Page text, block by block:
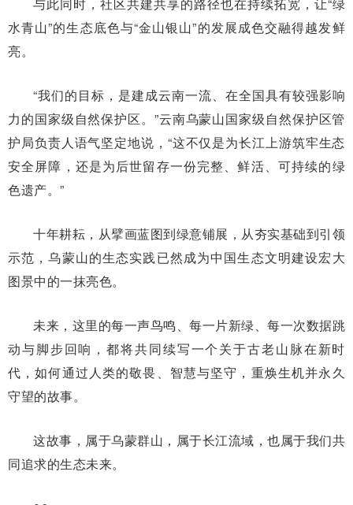
与此同时，社区共建共享的路径也在持续拓宽，让“绿
水青山”的生态底色与“金山银山”的发展成色交融得越发鲜
亮。
“我们的目标，是建成云南一流、在全国具有较强影响
力的国家级自然保护区。”云南乌蒙山国家级自然保护区管
护局负责人语气坚定地说，“这不仅是为长江上游筑牢生态
安全屏障，还是为后世留存一份完整、鲜活、可持续的绿
色遗产。”
十年耕耘，从擘画蓝图到绿意铺展，从夯实基础到引领
示范，乌蒙山的生态实践已然成为中国生态文明建设宏大
图景中的一抹亮色。
未来，这里的每一声鸟鸣、每一片新绿、每一次数据跳
动与脚步回响，都将共同续写一个关于古老山脉在新时
代，如何通过人类的敬畏、智慧与坚守，重焕生机并永久
守望的故事。
这故事，属于乌蒙群山，属于长江流域，也属于我们共
同追求的生态未来。